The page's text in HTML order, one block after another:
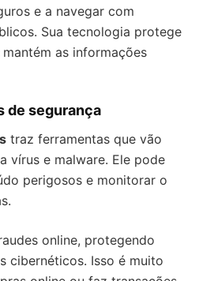
e a navegar com
Sua tecnologia protege
as informações
de segurança
traz ferramentas que vão
vírus e malware. Ele pode
perigosos e monitorar o
online, protegendo
cibernéticos. Isso é muito